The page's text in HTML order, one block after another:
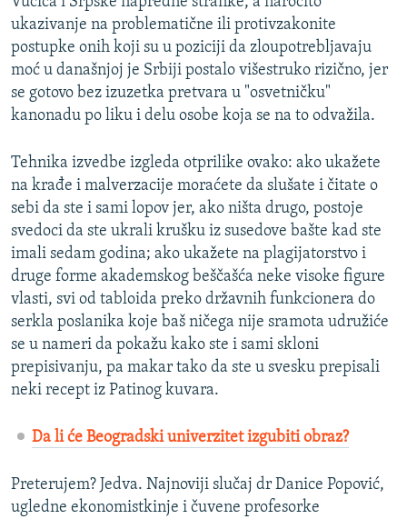
ukazivanje na problematične ili protivzakonite
postupke onih koji su u poziciji da zloupotrebljavaju
moć u današnjoj je Srbiji postalo višestruko rizično, jer
se gotovo bez izuzetka pretvara u "osvetničku"
kanonadu po liku i delu osobe koja se na to odvažila.
Tehnika izvedbe izgleda otprilike ovako: ako ukažete
na krađe i malverzacije moraćete da slušate i čitate o
sebi da ste i sami lopov jer, ako ništa drugo, postoje
svedoci da ste ukrali krušku iz susedove bašte kad ste
imali sedam godina; ako ukažete na plagijatorstvo i
druge forme akademskog beščašća neke visoke figure
vlasti, svi od tabloida preko državnih funkcionera do
serkla poslanika koje baš ničega nije sramota udružiće
se u nameri da pokažu kako ste i sami skloni
prepisivanju, pa makar tako da ste u svesku prepisali
neki recept iz Patinog kuvara.
Da li će Beogradski univerzitet izgubiti obraz?
Preterujem? Jedva. Najnoviji slučaj dr Danice Popović,
ugledne ekonomistkinje i čuvene profesorke